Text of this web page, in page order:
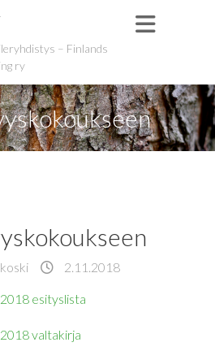
– Finlands
ry
2.11.2018
esityslista
valtakirja